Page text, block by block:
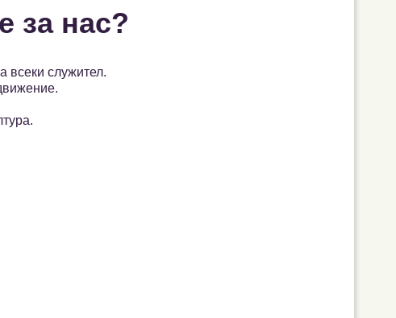
за нас?
всеки служител.